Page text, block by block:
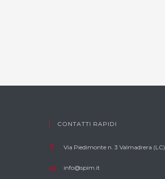
CONTATTI RAPIDI
Via Piedimonte n. 3 Valmadrera (LC)
info@spim.it